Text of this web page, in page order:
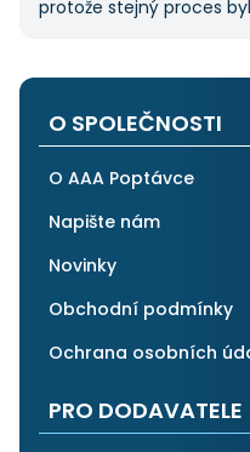
protože stejný proces
O SPOLEČNOSTI
O AAA Poptávce
Napište nám
Novinky
Obchodní podmínky
Ochrana osobních
PRO DODAVATELE